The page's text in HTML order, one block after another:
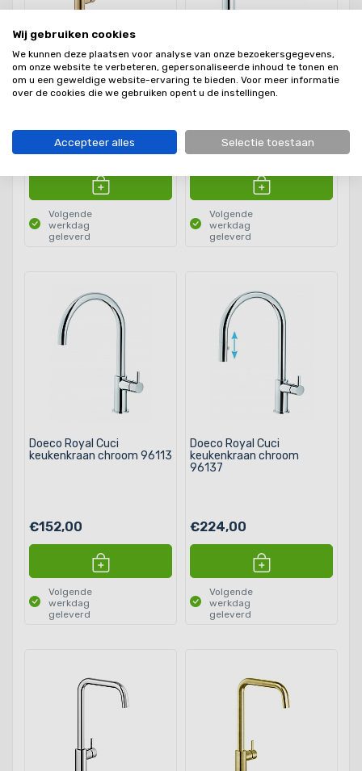
Doeco Royal Cuci 96113
keukenkraan eenhendel
gold
€231,00
Volgende
werkdag
geleverd
Doeco Royal Cuci
keukenkraan chroom
92413
€167,00
Volgende
werkdag
geleverd
Doeco Royal Cuci
keukenkraan chroom 96113
€152,00
Volgende
werkdag
geleverd
Doeco Royal Cuci
keukenkraan chroom
96137
€224,00
Volgende
werkdag
geleverd
Wij gebruiken cookies
We kunnen deze plaatsen voor analyse van onze bezoekersgegevens,
om onze website te verbeteren, gepersonaliseerde inhoud te tonen en
om u een geweldige website-ervaring te bieden. Voor meer informatie
over de cookies die we gebruiken opent u de instellingen.
Accepteer alles Selectie toestaan